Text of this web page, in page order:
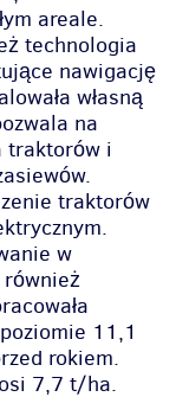
areale.
technologia
nawigację
własną
na
traktorów i
traktorów
w
11,1
rokiem.
7,7 t/ha.